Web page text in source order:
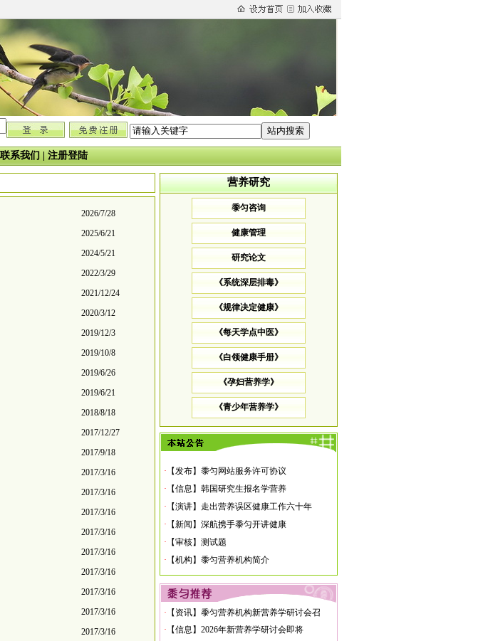
联系我们 注册登陆
2026/7/28
2025/6/21
2024/5/21
2022/3/29
2021/12/24
2020/3/12
2019/12/3
2019/10/8
2019/6/26
2019/6/21
2018/8/18
2017/12/27
2017/9/18
2017/3/16
2017/3/16
2017/3/16
2017/3/16
2017/3/16
2017/3/16
2017/3/16
2017/3/16
2017/3/16
营养研究
黍匀咨询
健康管理
研究论文
《系统深层排毒》
《规律决定健康》
《每天学点中医》
《白领健康手册》
《孕妇营养学》
《青少年营养学》
【机构】黍匀营养机构简介
·【标准】黍匀营养师10大标准
·【信息】孙博士到黍匀进修营养学
· 【发布】黍匀网站服务许可协议
· 【信息】韩国研究生报名学营养
· 【演讲】走出营养误区健康工作六十年
· 【新闻】深航携手黍匀开讲健康
· 【审核】测试题
· 【机构】黍匀营养机构简介
·【标准】黍匀营养师10大标准
【信息】孙博士到黍匀进修营养学
· 【发布】黍匀网站服务许可协议
· 【信息】韩国研究生报名学营养
· 【资讯】黍匀营养机构新营养学研讨会召
· 【信息】2026年新营养学研讨会即将